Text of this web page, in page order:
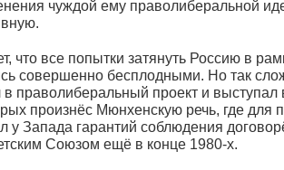
чуждой ему праволиберальной
что все попытки затянуть Россию в
совершенно бесплодными. Но так
праволиберальный проект и
произнёс Мюнхенскую речь, где для
у Запада гарантий соблюдения
Союзом ещё в конце 1980-х.